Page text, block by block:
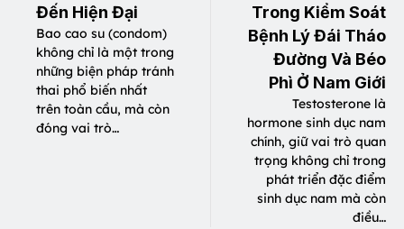
Đến Hiện Đại
Bao cao su (condom)
không chỉ là một trong
những biện pháp tránh
thai phổ biến nhất
trên toàn cầu, mà còn
đóng vai trò…
Trong Kiểm Soát
Bệnh Lý Đái Tháo
Đường Và Béo
Phì Ở Nam Giới
Testosterone là
hormone sinh dục nam
chính, giữ vai trò quan
trọng không chỉ trong
phát triển đặc điểm
sinh dục nam mà còn
điều…